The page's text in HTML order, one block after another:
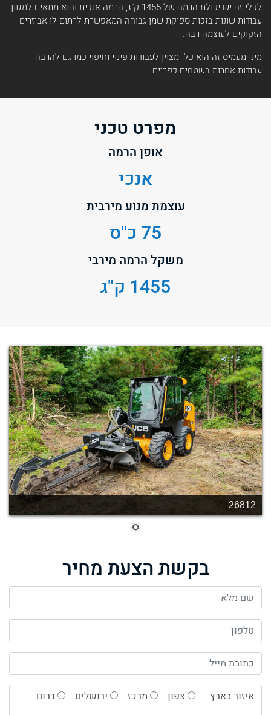
לכלי זה יש יכולת הרמה של 1455 ק"ג, הרמה אנכית והוא מתאים למגוון
עבודות שונות בזכות ספיקת שמן גבוהה המאפשרת לרתום לו אביזרים
הזקוקים לעוצמה רבה.
מיני מעמיס זה הוא כלי מצוין לעבודות פינוי וחיפוי כמו גם להרבה
עבודות אחרות בשטחים כפריים.
מפרט טכני
אופן הרמה
אנכי
עוצמת מנוע מירבית
75 כ"ס
משקל הרמה מירבי
1455 ק"ג
26812
בקשת הצעת מחיר
איזור בארץ: צפון מרכז ירושלים דרום